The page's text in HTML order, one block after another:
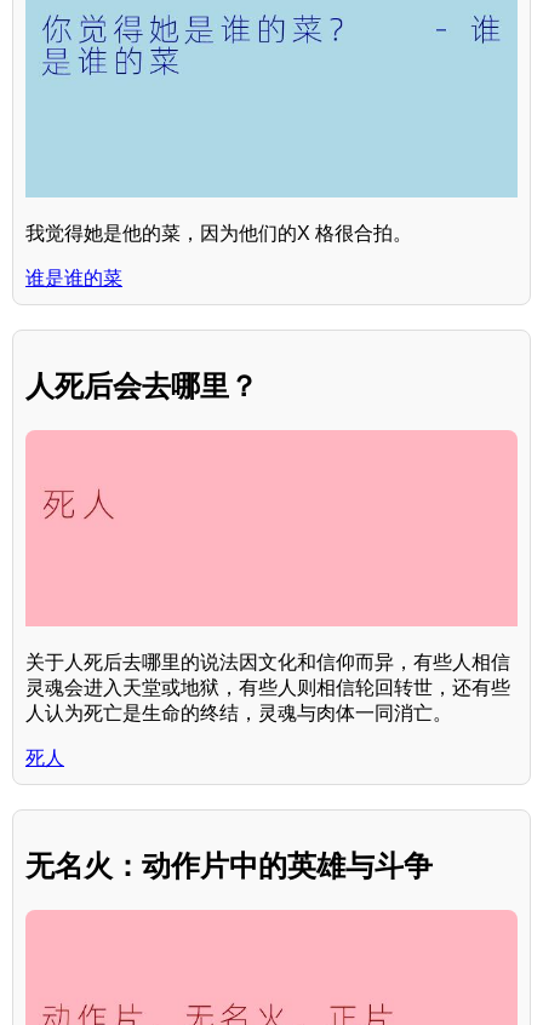
我觉得她是他的菜，因为他们的X 格很合拍。
谁是谁的菜
人死后会去哪里？
关于人死后去哪里的说法因文化和信仰而异，有些人相信
灵魂会进入天堂或地狱，有些人则相信轮回转世，还有些
人认为死亡是生命的终结，灵魂与肉体一同消亡。
死人
无名火：动作片中的英雄与斗争